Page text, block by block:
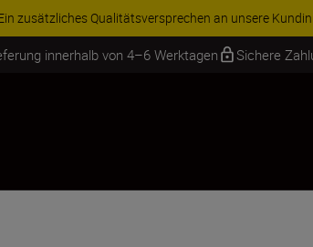
ANGEBOT | Sparen Sie 15 % auf ausgewähltes
innerhalb von 4–6 Werktagen Sichere